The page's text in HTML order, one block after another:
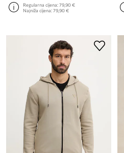
Regularna cijena:79,90 €
Najniža cijena:79,90 €